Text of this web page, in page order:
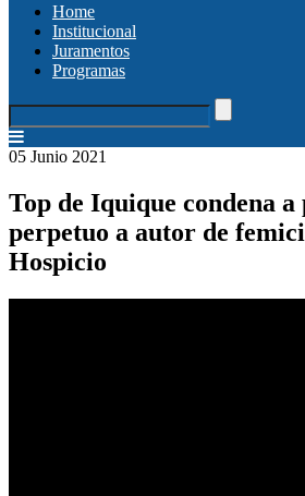
Home
Institucional
Juramentos
Programas
05 Junio 2021
Top de Iquique condena a
perpetuo a autor de
Hospicio